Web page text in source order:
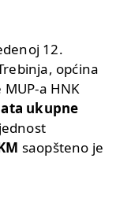
12.
općina
a HNK
ukupne
saopšteno je